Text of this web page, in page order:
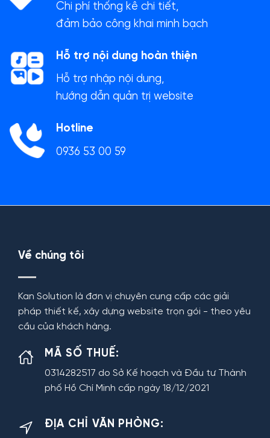
Chi phí thống kê chi tiết,
đảm bảo công khai minh bạch
Hỗ trợ nội dung hoàn thiện
Hỗ trợ nhập nội dung,
hướng dẫn quản trị website
Hotline
0936 53 00 59
Về chúng tôi
Kan Solution là đơn vị chuyên cung cấp các giải
pháp thiết kế, xây dựng website trọn gói - theo yêu
cầu của khách hàng.
MÃ SỐ THUẾ:
0314282517 do Sở Kế hoạch và Đầu tư Thành
phố Hồ Chí Minh cấp ngày 18/12/2021
ĐỊA CHỈ VĂN PHÒNG: